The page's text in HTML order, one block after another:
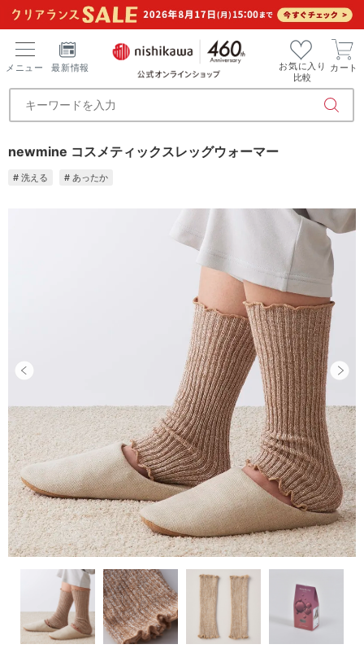
メニュー 最新情報
お気に入り
比較
カート
newmine コスメティックスレッグウォーマー
# 洗える # あったか